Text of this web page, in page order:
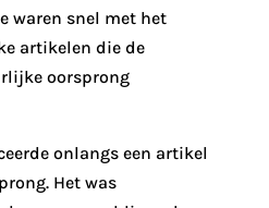
waren snel met het
artikelen die de
oorsprong
onlangs een artikel
Het was